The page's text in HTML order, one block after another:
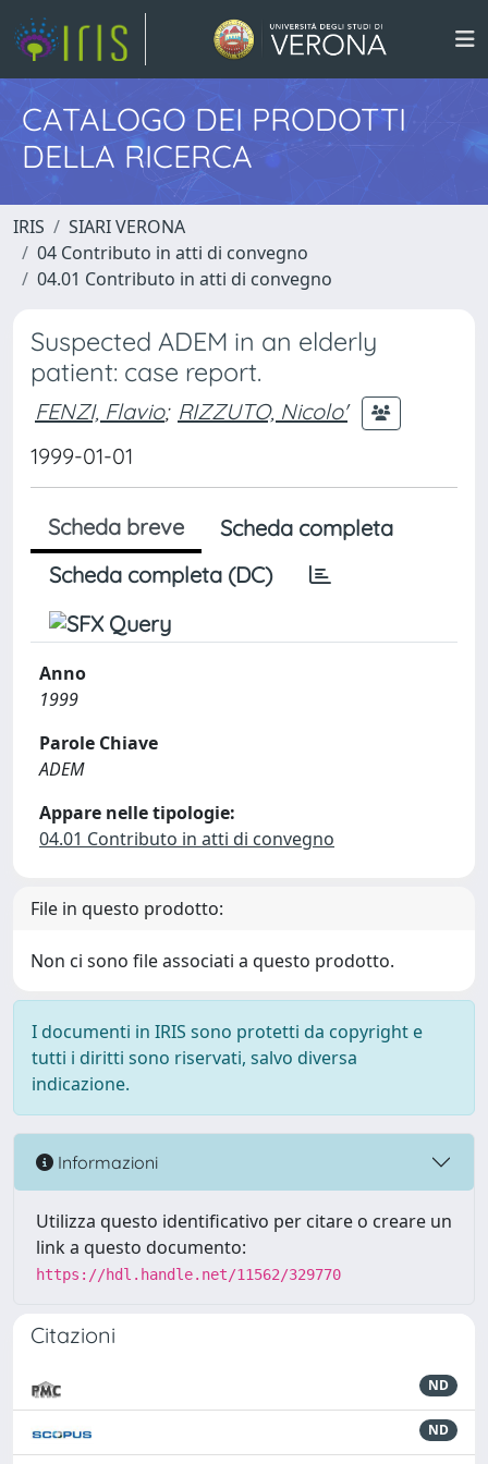
CATALOGO DEI PRODOTTI
DELLA RICERCA
IRIS
SIARI VERONA
04 Contributo in atti di convegno
04.01 Contributo in atti di convegno
Suspected ADEM in an elderly
patient: case report.
FENZI, Flavio; RIZZUTO, Nicolo'
1999-01-01
Scheda breve
Scheda completa
Scheda completa (DC)
Anno
1999
Parole Chiave
ADEM
Appare nelle tipologie:
04.01 Contributo in atti di convegno
File in questo prodotto:
Non ci sono file associati a questo prodotto.
I documenti in IRIS sono protetti da copyright e
tutti i diritti sono riservati, salvo diversa
indicazione.
Informazioni
Utilizza questo identificativo per citare o creare un
link a questo documento:
https://hdl.handle.net/11562/329770
Citazioni
ND
ND